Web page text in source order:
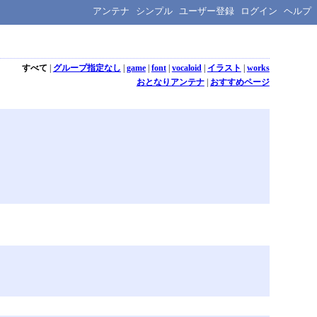
アンテナ シンプル ユーザー登録 ログイン ヘルプ
すべて | グループ指定なし | game| font| vocaloid| イラスト | works
おとなりアンテナ| おすすめページ